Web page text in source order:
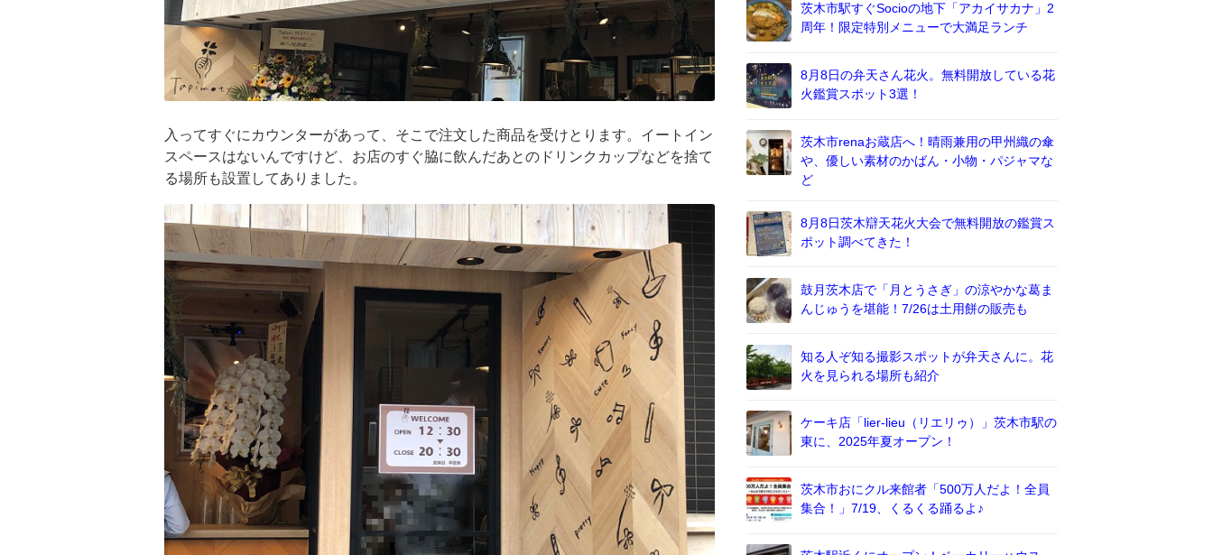
入ってすぐにカウンターがあって、そこで注文した商品を受けとります。イートイン
スペースはないんですけど、お店のすぐ脇に飲んだあとのドリンクカップなどを捨て
る場所も設置してありました。
茨木市駅すぐSocioの地下「アカイサカナ」2
周年！限定特別メニューで大満足ランチ
8月8日の弁天さん花火。無料開放している花
火鑑賞スポット3選！
茨木市renaお蔵店へ！晴雨兼用の甲州織の傘
や、優しい素材のかばん・小物・パジャマな
ど
8月8日茨木辯天花火大会で無料開放の鑑賞ス
ポット調べてきた！
鼓月茨木店で「月とうさぎ」の涼やかな葛ま
んじゅうを堪能！7/26は土用餅の販売も
知る人ぞ知る撮影スポットが弁天さんに。花
火を見られる場所も紹介
ケーキ店「lier-lieu（リエリゥ）」茨木市駅の
東に、2025年夏オープン！
茨木市おにクル来館者「500万人だよ！全員
集合！」7/19、くるくる踊るよ♪